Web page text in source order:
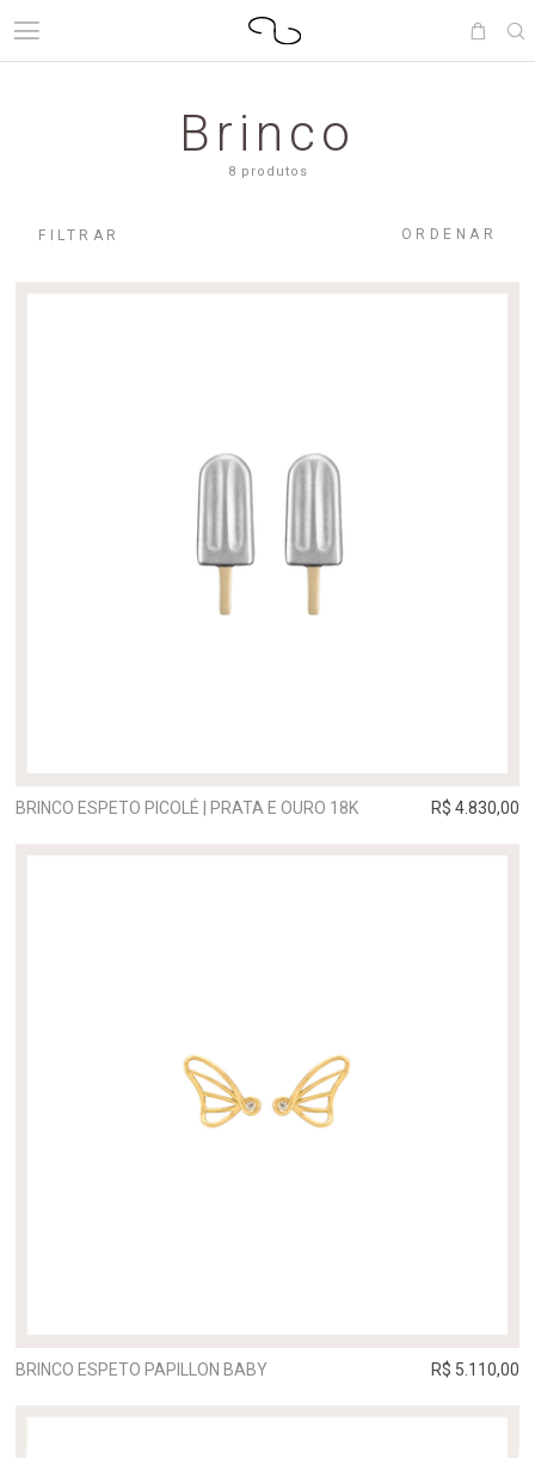
Brinco
8 produtos
FILTRAR ORDENAR
BRINCO ESPETO PICOLÉ | PRATA E OURO 18K R$ 4.830,00
BRINCO ESPETO PAPILLON BABY R$ 5.110,00